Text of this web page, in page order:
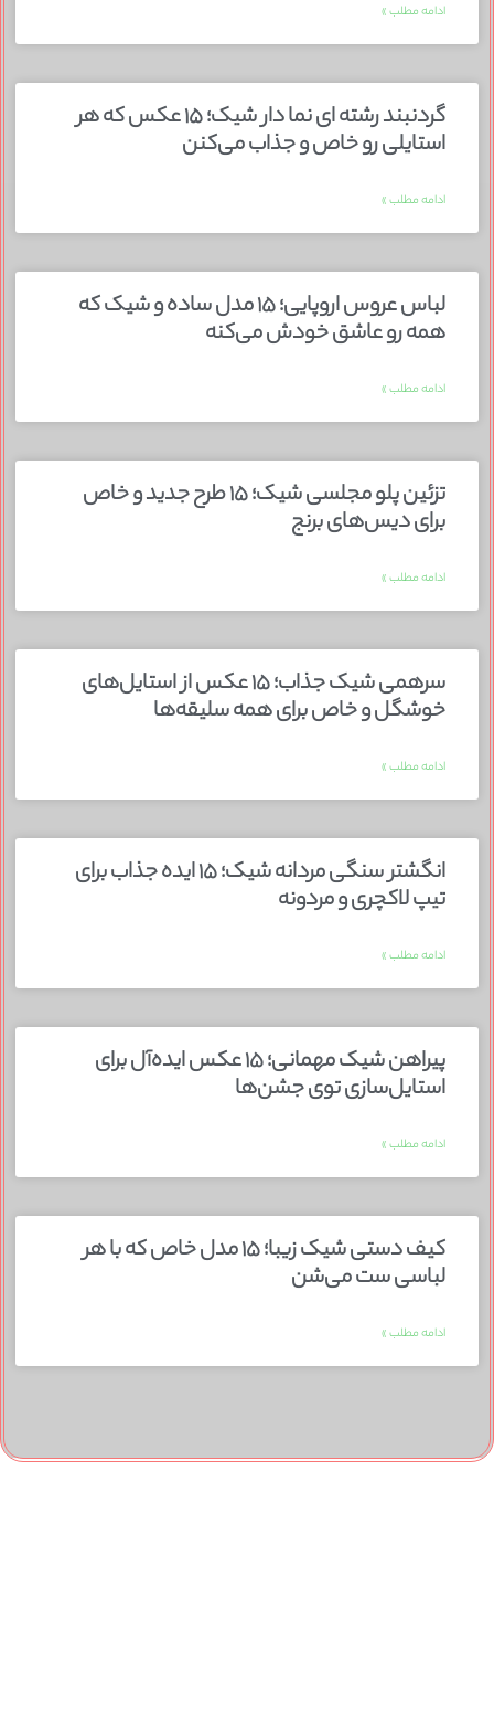
ادامه مطلب »
گردنبند رشته ای نما دار شیک؛ ۱۵ عکس که هر
استایلی رو خاص و جذاب می‌کنن
ادامه مطلب »
لباس عروس اروپایی؛ ۱۵ مدل ساده و شیک که
همه رو عاشق خودش می‌کنه
ادامه مطلب »
تزئین پلو مجلسی شیک؛ ۱۵ طرح جدید و خاص
برای دیس‌های برنج
ادامه مطلب »
سرهمی شیک جذاب؛ ۱۵ عکس از استایل‌های
خوشگل و خاص برای همه سلیقه‌ها
ادامه مطلب »
انگشتر سنگی مردانه شیک؛ ۱۵ ایده جذاب برای
تیپ لاکچری و مردونه
ادامه مطلب »
پیراهن شیک مهمانی؛ ۱۵ عکس ایده‌آل برای
استایل‌سازی توی جشن‌ها
ادامه مطلب »
کیف دستی شیک زیبا؛ ۱۵ مدل خاص که با هر
لباسی ست می‌شن
ادامه مطلب »